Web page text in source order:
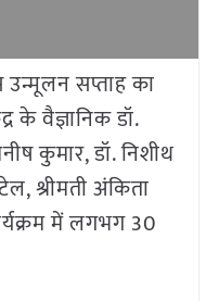
उन्मूलन सप्ताह का
के वैज्ञानिक डॉ.
कुमार, डॉ. निशीथ
श्रीमती अंकिता
में लगभग 30